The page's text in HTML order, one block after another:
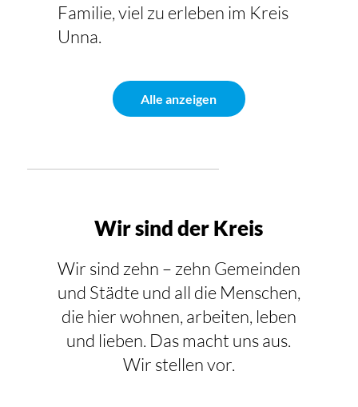
Familie, viel zu erleben im Kreis
Unna.
Alle anzeigen
Wir sind der Kreis
Wir sind zehn – zehn Gemeinden
und Städte und all die Menschen,
die hier wohnen, arbeiten, leben
und lieben. Das macht uns aus.
Wir stellen vor.